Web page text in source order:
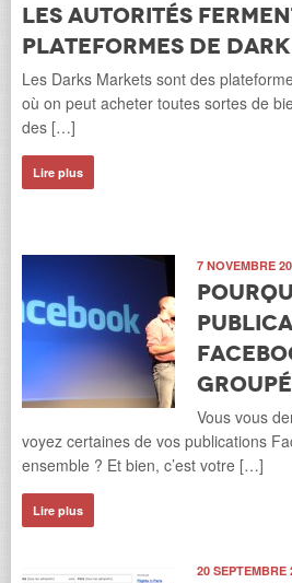
Les autorités
plateformes de
Les Darks Markets sont des
où on peut acheter toutes sortes de
des […]
Lire plus
7 NOVEMBRE
Vous vous
voyez certaines de vos publications
ensemble ? Et bien, c’est votre […]
Lire plus
20 SEPTEMBRE